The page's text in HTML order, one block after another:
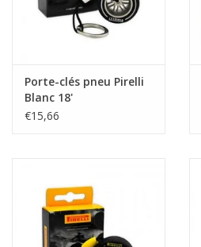
Porte-clés pneu Pirelli
Blanc 18'
€15,66